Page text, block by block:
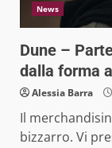
News
Dune –
dalla forma
Alessia Barra
Il
bizzarro. Vi